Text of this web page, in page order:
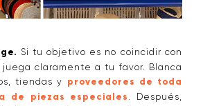
Si tu objetivo es no coincidir con
claramente a tu favor. Blanca
tiendas y proveedores de toda
de piezas especiales . Después,